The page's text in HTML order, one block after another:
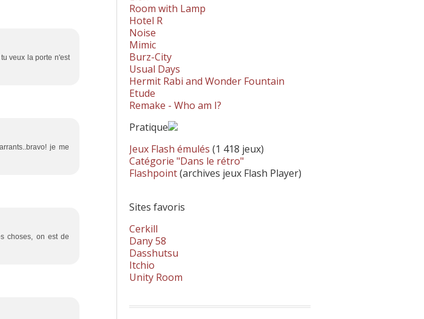
veux la porte n'est
je me
choses, on est de
Room with Lamp
Hotel R
Noise
Mimic
Burz-City
Usual Days
Hermit Rabi and Wonder Fountain
Etude
Remake - Who am I?
Pratique
Jeux Flash émulés (1 418 jeux)
Catégorie "Dans le rétro"
Flashpoint(archives jeux Flash Player)
Sites favoris
Cerkill
Dany 58
Dasshutsu
Itchio
Unity Room